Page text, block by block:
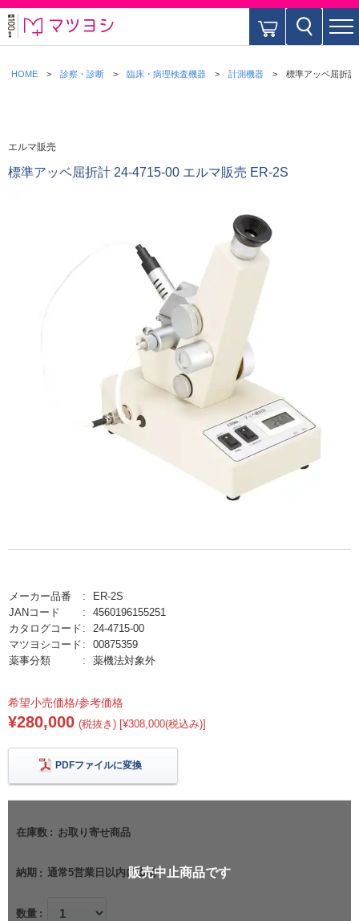
HOME 診察・診断 臨床・病理検査機器 計測機器 標準アッベ屈折
エルマ販売
標準アッベ屈折計 24-4715-00 エルマ販売 ER-2S
メーカー品番
ER-2S
JANコード
4560196155251
カタログコード
24-4715-00
マツヨシコード
00875359
薬事分類
薬機法対象外
希望小売価格/参考価格
¥280,000 (税抜き) [¥308,000(税込み)]
PDFファイルに変換
在庫数 お取り寄せ商品
納期 通常5営業日以内に出荷
数量
販売中止商品です